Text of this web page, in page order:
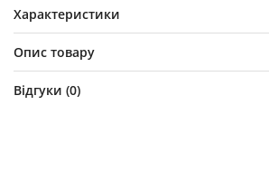
Характеристики
Опис товару
Відгуки (0)